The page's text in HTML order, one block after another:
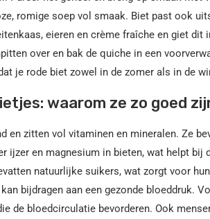
romige soep vol smaak. Biet past ook
eieren en crème fraîche en giet dit
over en bak de quiche in een
je rode biet zowel in de zomer als in de
waarom ze zo goed
en zitten vol vitaminen en mineralen. Ze
ijzer en magnesium in bieten, wat helpt bij
natuurlijke suikers, wat zorgt voor
bijdragen aan een gezonde bloeddruk.
de bloedcirculatie bevorderen. Ook